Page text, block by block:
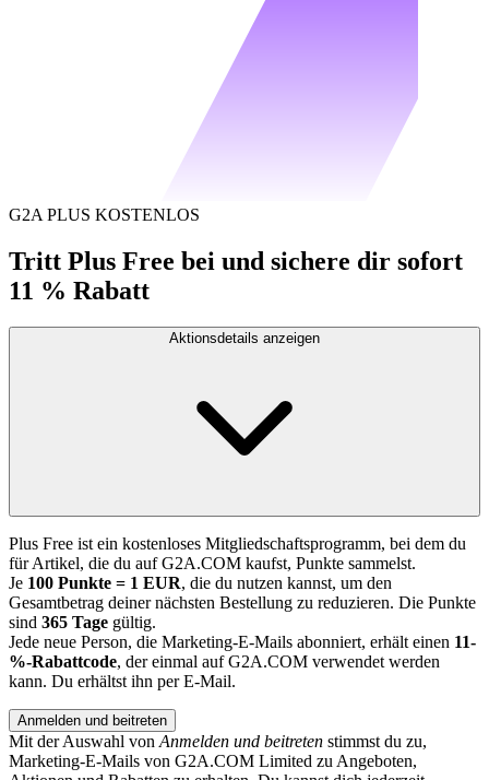
G2A PLUS KOSTENLOS
Tritt Plus Free bei und sichere dir sofort
11 % Rabatt
Aktionsdetails anzeigen
Plus Free ist ein kostenloses Mitgliedschaftsprogramm, bei dem du
für Artikel, die du auf G2A.COM kaufst, Punkte sammelst.
Je 100 Punkte = 1 EUR, die du nutzen kannst, um den
Gesamtbetrag deiner nächsten Bestellung zu reduzieren. Die Punkte
sind 365 Tage gültig.
Jede neue Person, die Marketing-E-Mails abonniert, erhält einen 11-
%-Rabattcode, der einmal auf G2A.COM verwendet werden
kann. Du erhältst ihn per E-Mail.
Anmelden und beitreten
Mit der Auswahl vonAnmelden und beitreten stimmst du zu,
Marketing-E-Mails von G2A.COM Limited zu Angeboten,